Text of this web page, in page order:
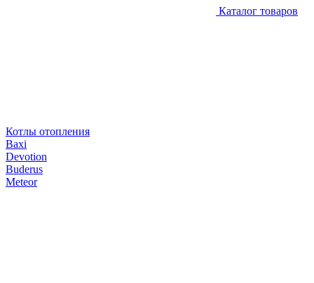
Каталог товаров
Котлы отопления
Baxi
Devotion
Buderus
Meteor